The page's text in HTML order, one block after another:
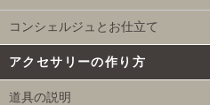
コンシェルジュとお仕立て
アクセサリーの作り方
道具の説明